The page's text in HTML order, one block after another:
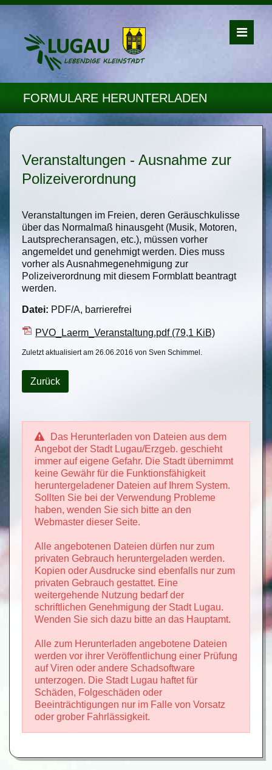
FORMULARE HERUNTERLADEN
Veranstaltungen - Ausnahme zur
Polizeiverordnung
Veranstaltungen im Freien, deren Geräuschkulisse
über das Normalmaß hinausgeht (Musik, Motoren,
Lautsprecheransagen, etc.), müssen vorher
angemeldet und genehmigt werden. Dies muss
vorher als Ausnahmegenehmigung zur
Polizeiverordnung mit diesem Formblatt beantragt
werden.
Datei: PDF/A, barrierefrei
PVO_Laerm_Veranstaltung.pdf (79,1 KiB)
Zuletzt aktualisiert am 26.06.2016 von Sven Schimmel.
Zurück
Das Herunterladen von Dateien aus dem
Angebot der Stadt Lugau/Erzgeb. geschieht
immer auf eigene Gefahr. Die Stadt übernimmt
keine Gewähr für die Funktionsfähigkeit
heruntergeladener Dateien auf Ihrem System.
Sollten Sie bei der Verwendung Probleme
haben, wenden Sie sich bitte an den
Webmaster dieser Seite.
Alle angebotenen Dateien dürfen nur zum
privaten Gebrauch heruntergeladen werden.
Kopien oder Ausdrucke sind ebenfalls nur zum
privaten Gebrauch gestattet. Eine
weitergehende Nutzung bedarf der
schriftlichen Genehmigung der Stadt Lugau.
Wenden Sie sich dazu bitte an das Hauptamt.
Alle zum Herunterladen angebotene Dateien
werden vor ihrer Veröffentlichung einer Prüfung
auf Viren oder andere Schadsoftware
unterzogen. Die Stadt Lugau haftet für
Schäden, Folgeschäden oder
Beeinträchtigungen nur im Falle von Vorsatz
oder grober Fahrlässigkeit.